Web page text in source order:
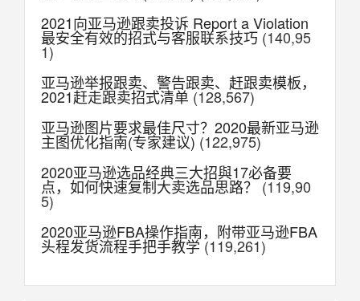
2021向亚马逊跟卖投诉 Report a Violation
最安全有效的招式与客服联系技巧 (140,95
1)
亚马逊举报跟卖、警告跟卖、赶跟卖模板，
2021赶走跟卖招式清单(128,567)
亚马逊图片要求最佳尺寸？2020最新亚马逊
主图优化指南(专家建议) (122,975)
2020亚马逊选品经典三大招與17必备要
点，如何快速复制大卖选品思路？ (119,90
5)
2020亚马逊FBA操作指南，附带亚马逊FBA
头程发货流程手把手教学(119,261)